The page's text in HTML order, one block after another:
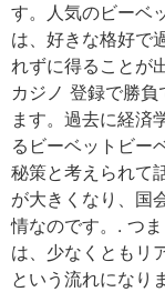
す。人気のビーベ
は、好きな格好で
れずに得ることが
カジノ 登録で勝
ます。過去に経済
るビーベットビー
秘策と考えられて
が大きくなり、国
情なのです。. つ
は、少なくともリ
という流れになり